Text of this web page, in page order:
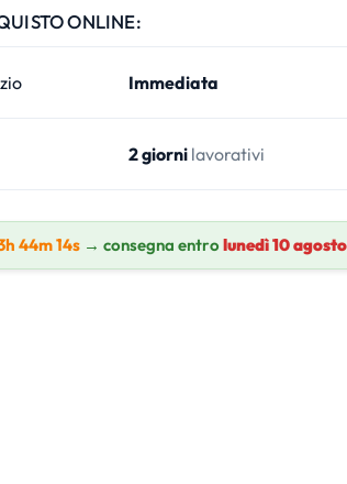
ONLINE:
Immediata
2 giornilavorativi
44m 13s→ consegna entrolunedì 10 agosto